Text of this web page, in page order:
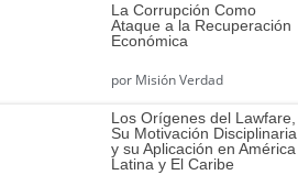
La Corrupción Como
Ataque a la Recuperación
Económica
porMisión Verdad
Los Orígenes del Lawfare,
Su Motivación Disciplinaria
y su Aplicación en América
Latina y El Caribe